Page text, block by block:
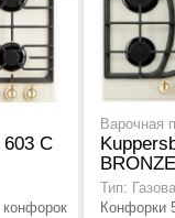
603 C
конфорок
Варочная
BRONZE
Тип:
Конфорки